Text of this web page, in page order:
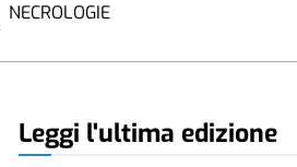
NECROLOGIE
Leggi l'ultima edizione